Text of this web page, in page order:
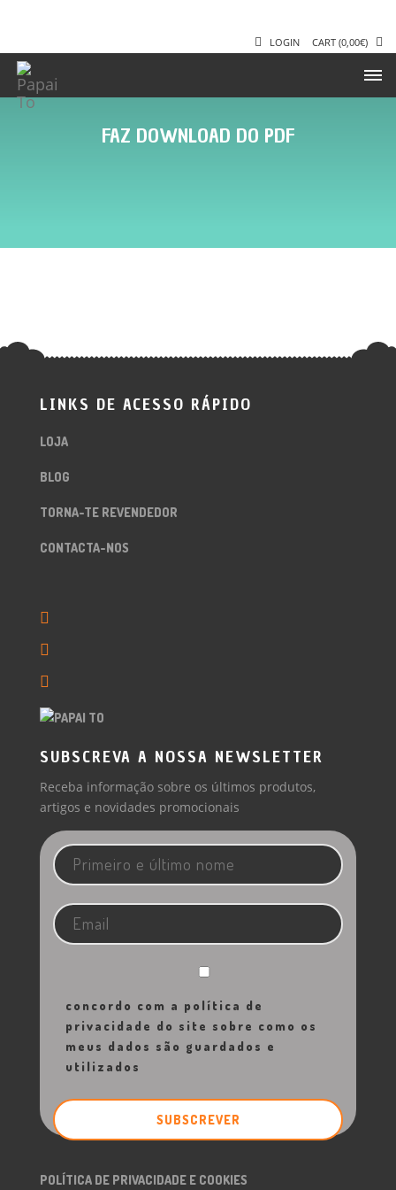
LOGIN CART (0,00€)
FAZ DOWNLOAD DO PDF
LINKS DE ACESSO RÁPIDO
LOJA
BLOG
TORNA-TE REVENDEDOR
CONTACTA-NOS
SUBSCREVA A NOSSA NEWSLETTER
Receba informação sobre os últimos produtos,
artigos e novidades promocionais
concordo com a política de
privacidade do site sobre como os
meus dados são guardados e
utilizados
POLÍTICA DE PRIVACIDADE E COOKIES